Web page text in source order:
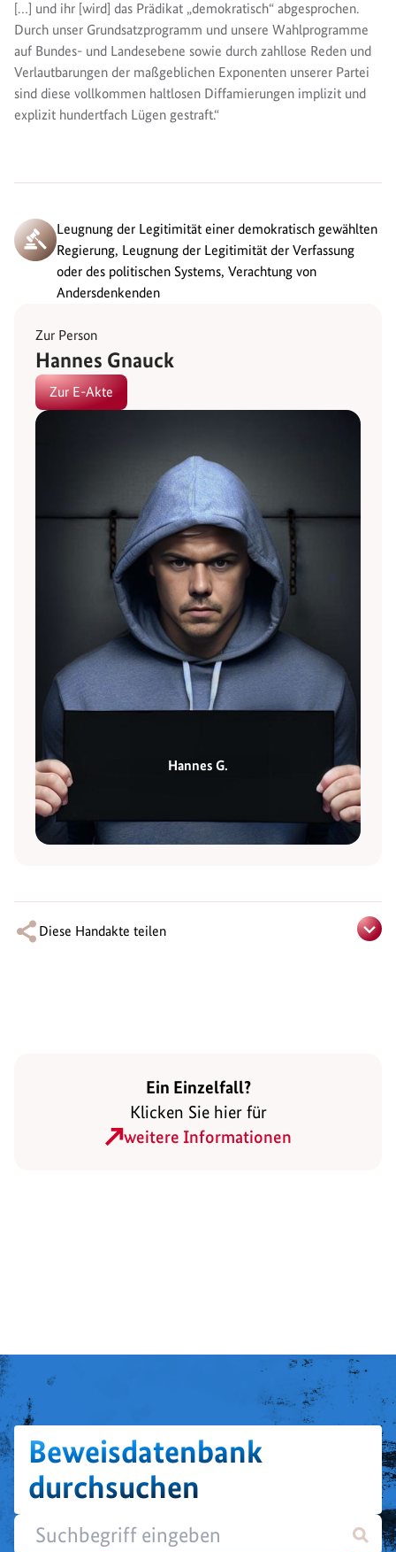
[…] und ihr [wird] das Prädikat „demokratisch“ abgesprochen.
Durch unser Grundsatzprogramm und unsere Wahlprogramme
auf Bundes- und Landesebene sowie durch zahllose Reden und
Verlautbarungen der maßgeblichen Exponenten unserer Partei
sind diese vollkommen haltlosen Diffamierungen implizit und
explizit hundertfach Lügen gestraft.“
Leugnung der Legitimität einer demokratisch gewählten
Regierung, Leugnung der Legitimität der Verfassung
oder des politischen Systems, Verachtung von
Andersdenkenden
Zur Person
Hannes Gnauck
Zur E-Akte
Hannes G.
Diese Handakte teilen
Ein Einzelfall?
Klicken Sie hier für
weitere Informationen
Beweisdatenbank
durchsuchen